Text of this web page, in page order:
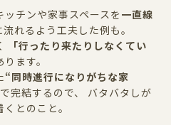
チンや家事スペースを一直線
れるよう工夫した例も。
「行ったり来たりしなくてい
ます。
“同時進行になりがちな家
完結するので、 バタバタしが
とのこと。